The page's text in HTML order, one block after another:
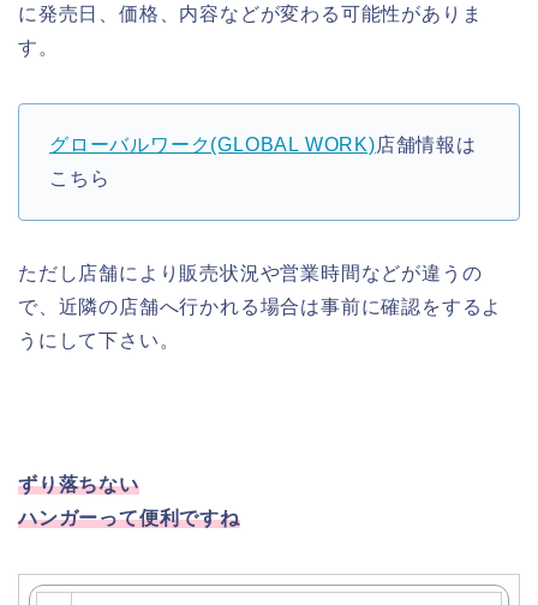
に発売日、価格、内容などが変わる可能性がありま
す。
グローバルワーク(GLOBAL WORK)店舗情報は
こちら
ただし店舗により販売状況や営業時間などが違うの
で、近隣の店舗へ行かれる場合は事前に確認をするよ
うにして下さい。
ずり落ちない
ハンガーって便利ですね